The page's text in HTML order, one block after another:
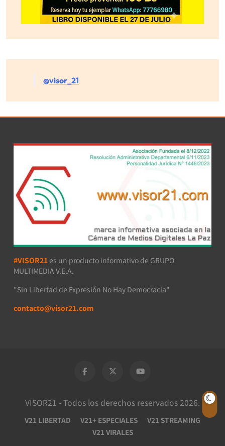
@visor_21
#VISOR21 es un producto informativo de GRUPO
MULTIMEDIA V.E.A.
"Sin Libertad de Expresión No Hay Democracia"
contacto@visor21.com
VISOR21 - Todos los derechos reservados 2026.
V21 LIBERTAD V21+ ESPECIALES
V21 STREAMING
V21 VIRALES